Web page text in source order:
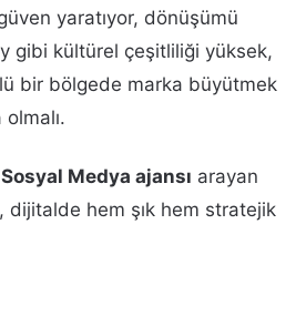
yaratıyor, dönüşümü
gibi kültürel çeşitliliği yüksek,
bir bölgede marka büyütmek
Medya ajansı arayan
dijitalde hem şık hem stratejik